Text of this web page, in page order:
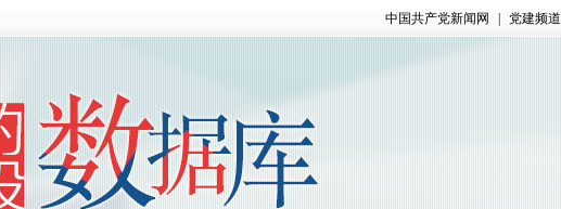
中国共产党新闻网 党建频道